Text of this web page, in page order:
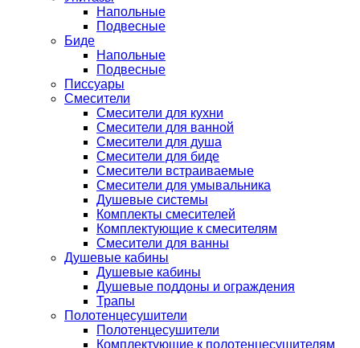
Напольные
Подвесные
Биде
Напольные
Подвесные
Писсуары
Смесители
Смесители для кухни
Смесители для ванной
Смесители для душа
Смесители для биде
Смесители встраиваемые
Смесители для умывальника
Душевые системы
Комплекты смесителей
Комплектующие к смесителям
Смесители для ванны
Душевые кабины
Душевые кабины
Душевые поддоны и ограждения
Трапы
Полотенцесушители
Полотенцесушители
Комплектующие к полотенцесушителям